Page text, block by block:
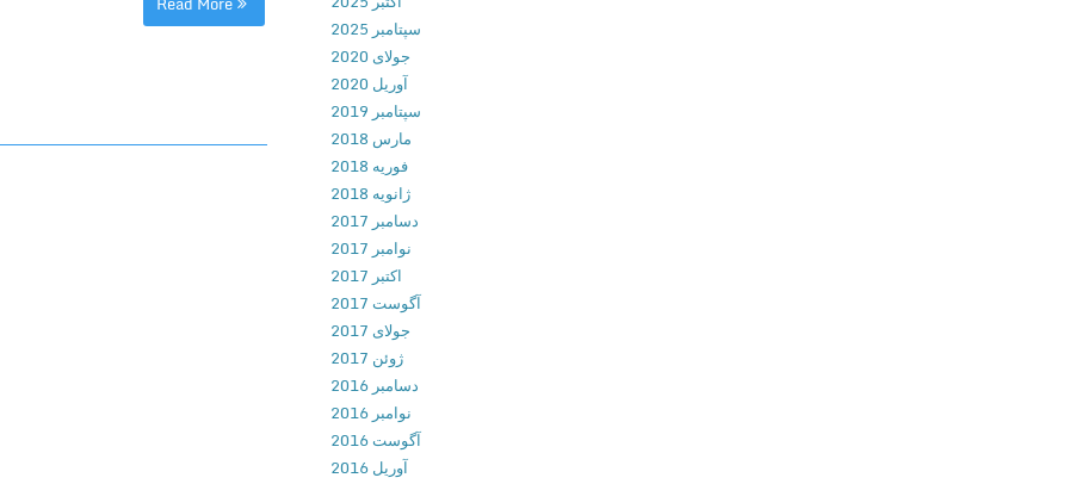
سپتامبر 2025
جولای 2020
آوریل 2020
سپتامبر 2019
مارس 2018
فوریه 2018
ژانویه 2018
دسامبر 2017
نوامبر 2017
اکتبر 2017
آگوست 2017
جولای 2017
ژوئن 2017
دسامبر 2016
نوامبر 2016
آگوست 2016
آوریل 2016